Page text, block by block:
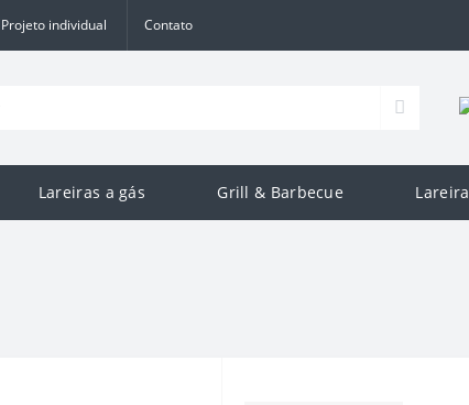
Projeto individual Contato
Lareiras a gás Grill & Barbecue